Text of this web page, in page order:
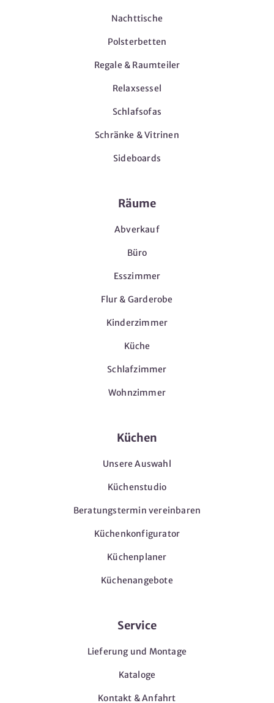
Nachttische
Polsterbetten
Regale & Raumteiler
Relaxsessel
Schlafsofas
Schränke & Vitrinen
Sideboards
Räume
Abverkauf
Büro
Esszimmer
Flur & Garderobe
Kinderzimmer
Küche
Schlafzimmer
Wohnzimmer
Küchen
Unsere Auswahl
Küchenstudio
Beratungstermin vereinbaren
Küchenkonfigurator
Küchenplaner
Küchenangebote
Service
Lieferung und Montage
Kataloge
Kontakt & Anfahrt